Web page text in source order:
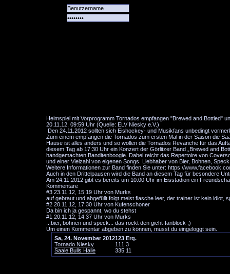
Heimspiel mit Vorprogramm Tornados empfangen "Brewed and Bottled"
20.11.12, 09:59 Uhr (Quelle: ELV Niesky e.V.)
Den 24.11.2012 sollten sich Eishockey- und Musikfans unbedingt
Zum einem empfangen die Tornados zum ersten Mal in der Saison die
Hause ist alles anders und so wollen die Tornados Revanche für das
diesem Tag ab 17:30 Uhr ein Konzert der Görlitzer Band „Brewed and
handgemachten Banditenboogie. Dabei reicht das Repertoire von
und einer Vielzahl von eigenen Songs. Liebhaber von Bier, Bohnen,
Weitere Informationen zur Band finden Sie unter: https://
Auch in den Drittelpausen wird die Band an diesem Tag für besondere
Am 24.11.2012 gibt es bereits um 10:00 Uhr im Eisstadion ein
Kommentare
#3 23.11.12, 15:19 Uhr von Murks
auf gebraut und abgefüllt folgt meist flasche leer, der trainer ist kein idiot,
#2 20.11.12, 17:30 Uhr von Kufenschoner
Da bin ich ja gespannt, wo du stehst
#1 20.11.12, 14:37 Uhr von Murks
...bier, bohnen und speck... das rockt den gicht-fanblock ;)
Um einen Kommentar abgeben zu können, musst du eingeloggt sein.
Sa, 24. November 2012123 Erg.
Tornado Niesky
1 1 1 3
Saale Bulls Halle
335 11